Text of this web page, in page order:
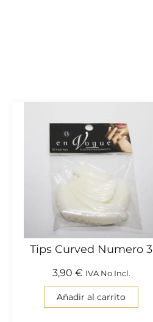
Tips Curved Numero 3
3,90 € IVA No Incl.
Añadir al carrito